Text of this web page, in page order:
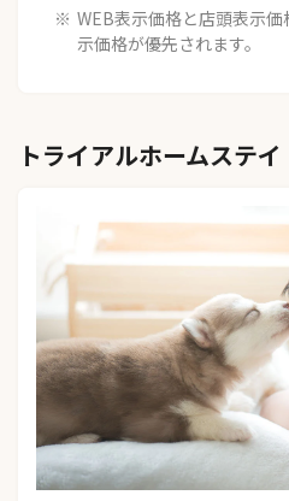
WEB表示価格と店頭表示
示価格が優先されます。
トライアルホームステイ